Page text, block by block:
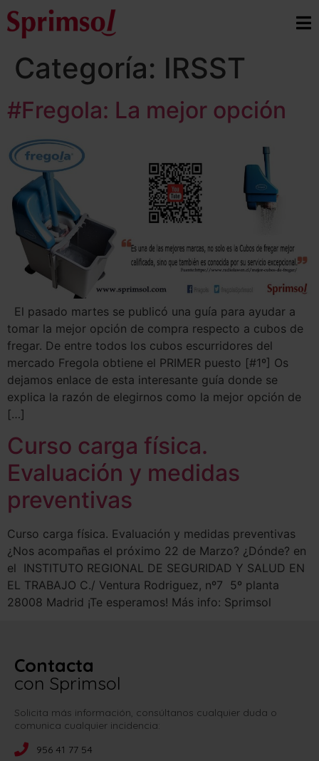
Categoría: IRSST
#Fregola: La mejor opción
El pasado martes se publicó una guía para ayudar a
tomar la mejor opción de compra respecto a cubos de
fregar. De entre todos los cubos escurridores del
mercado Fregola obtiene el PRIMER puesto [#1º] Os
dejamos enlace de esta interesante guía donde se
explica la razón de elegirnos como la mejor opción de
[…]
Curso carga física.
Evaluación y medidas
preventivas
Curso carga física. Evaluación y medidas preventivas
¿Nos acompañas el próximo 22 de Marzo? ¿Dónde? en
el INSTITUTO REGIONAL DE SEGURIDAD Y SALUD EN
EL TRABAJO C./ Ventura Rodriguez, nº7 5º planta
28008 Madrid ¡Te esperamos! Más info: Sprimsol
Contacta
con Sprimsol
Solicita más información, consúltanos cualquier duda o
comunica cualquier incidencia:
956 41 77 54